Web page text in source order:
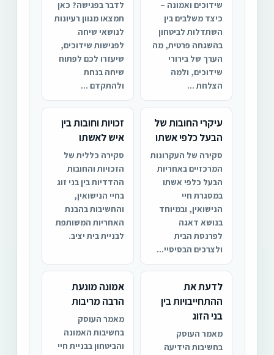
שידוכים ואמונה –
כיצד משלבים בין
השתדלות לביטחון
בהשגחה פרטית, מה
הערך של בירורי
שידוכים, ולמה
הצלחת ...
לדבר בפגישה? כאן
תמצאו מגוון רעיונות
לנושאי שיחה
לפגישות שידוכים,
שיעזרו לכם לפתוח
שיחה בנחת
ולהתקדם ...
עיקרי החובות של
הבעל כלפי אשתו
סקירה של העקרונות
המרכזיים באחריות
הבעל כלפי אשתו
במסגרת חיי
הנישואין, ובמיוחד
בנושא דאגה
לפרנסת הבית
ולצרכים הבסיסיי...
זכויות וחובות בין
איש לאשתו
סקירה כללית של
הזכויות והחובות
ההדדיות בין בני זוג
בחיי הנישואין,
והחשיבות בהבנת
האחריות המשותפת
לבניית בית יציב.
לדעת את
ההתחייבויות בין
בני הזוג
מאמר העוסק
בחשיבות הידיעה
אמונה מונעת
הרבה מריבות
מאמר העוסק
בחשיבות האמונה
והביטחון בבניית חיי